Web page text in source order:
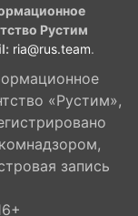
Рустим
ria@rus.team.
«Рустим»,
запись